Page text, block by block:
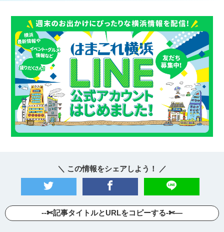
＼ この情報をシェアしよう！ ／
--✄記事タイトルとURLをコピーする-✄—